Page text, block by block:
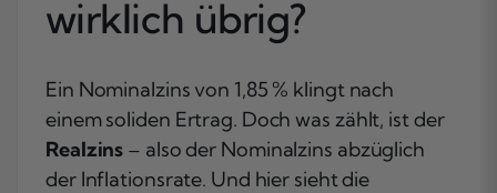
wirklich übrig?
Ein Nominalzins von 1,85 % klingt nach
einem soliden Ertrag. Doch was zählt, ist der
Realzins – also der Nominalzins abzüglich
der Inflationsrate. Und hier sieht die